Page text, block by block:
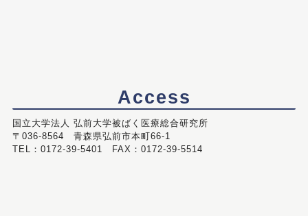
Access
国立大学法人 弘前大学被ばく医療総合研究所
〒036-8564 青森県弘前市本町66-1
TEL：0172-39-5401 FAX：0172-39-5514